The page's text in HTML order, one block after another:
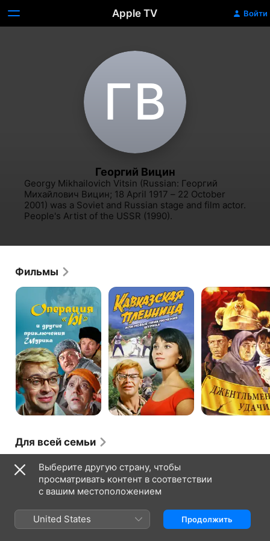
Apple TV Войти
Г‌В
Георгий Вицин
Georgy Mikhailovich Vitsin (Russian: Георгий
Михайлович Вицин; 18 April 1917 – 22 October
2001) was a Soviet and Russian stage and film actor.
People's Artist of the USSR (1990).
Фильмы
Операция
приключения
Шурика
Кавказская
пленница,
или
Новые
приключения
Шурика
Джентльмены
удачи
Для всей семьи
Сказка
о
потерянном
времени
птица
золотом
Выберите другую страну, чтобы
просматривать контент в соответствии
с вашим местоположением
United States Продолжить